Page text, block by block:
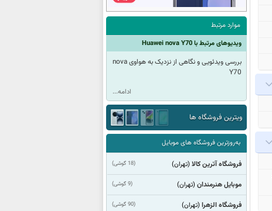
موارد مرتبط
ویدیوهای مرتبط با Huawei nova Y70
بررسی ویدئویی و نگاهی از نزدیک به هواوی nova
Y70
ادامه...
ویترین فروشگاه ها
به‌روزترین فروشگاه های موبایل
(18 گوشی) فروشگاه آترین کالا (تهران)
(9 گوشی) موبایل هنرمندان (تهران)
(90 گوشی) فروشگاه الزهرا (تهران)